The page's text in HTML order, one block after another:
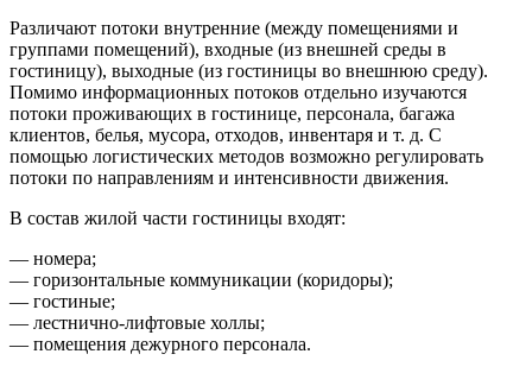
Различают потоки внутренние (между помещениями и
группами помещений), входные (из внешней среды в
гостиницу), выходные (из гостиницы во внешнюю среду).
Помимо информационных потоков отдельно изучаются
потоки проживающих в гостинице, персонала, багажа
клиентов, белья, мусора, отходов, инвентаря и т. д. С
помощью логистических методов возможно регулировать
потоки по направлениям и интенсивности движения.
В состав жилой части гостиницы входят:
— номера;
— горизонтальные коммуникации (коридоры);
— гостиные;
— лестнично-лифтовые холлы;
— помещения дежурного персонала.